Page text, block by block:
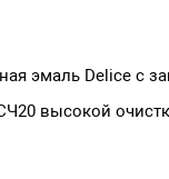
эмаль Delice с
высокой